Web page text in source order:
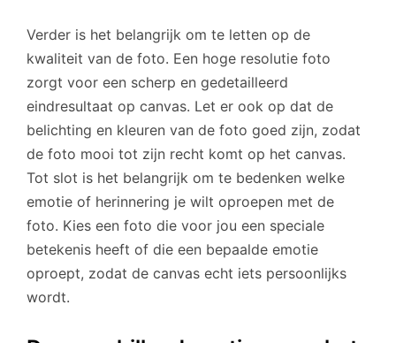
Verder is het belangrijk om te letten op de
kwaliteit van de foto. Een hoge resolutie foto
zorgt voor een scherp en gedetailleerd
eindresultaat op canvas. Let er ook op dat de
belichting en kleuren van de foto goed zijn, zodat
de foto mooi tot zijn recht komt op het canvas.
Tot slot is het belangrijk om te bedenken welke
emotie of herinnering je wilt oproepen met de
foto. Kies een foto die voor jou een speciale
betekenis heeft of die een bepaalde emotie
oproept, zodat de canvas echt iets persoonlijks
wordt.